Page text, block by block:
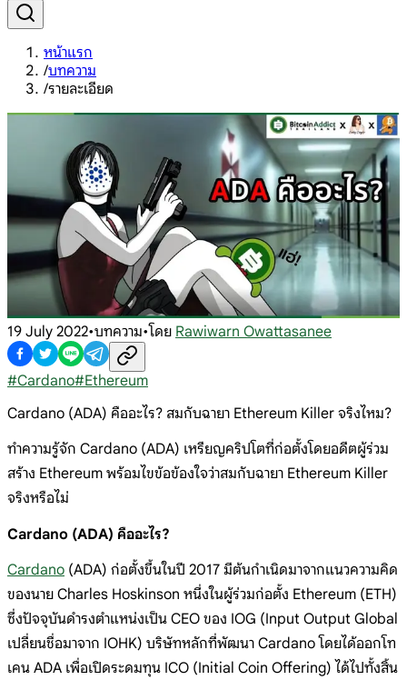
หน้าแรก
/บทความ
/รายละเอียด
19 July 2022•บทความ•โดย Rawiwarn Owattasanee
#Cardano#Ethereum
Cardano (ADA) คืออะไร? สมกับฉายา Ethereum Killer จริงไหม?
ทำความรู้จัก Cardano (ADA) เหรียญคริปโตที่ก่อตั้งโดยอดีตผู้ร่วม
สร้าง Ethereum พร้อมไขข้อข้องใจว่าสมกับฉายา Ethereum Killer
จริงหรือไม่
Cardano (ADA) คืออะไร?
Cardano (ADA) ก่อตั้งขึ้นในปี 2017 มีต้นกำเนิดมาจากแนวความคิด
ของนาย Charles Hoskinson หนึ่งในผู้ร่วมก่อตั้ง Ethereum (ETH)
ซึ่งปัจจุบันดำรงตำแหน่งเป็น CEO ของ IOG (Input Output Global
เปลี่ยนชื่อมาจาก IOHK) บริษัทหลักที่พัฒนา Cardano โดยได้ออกโท
เคน ADA เพื่อเปิดระดมทุน ICO (Initial Coin Offering) ได้ไปทั้งสิ้น